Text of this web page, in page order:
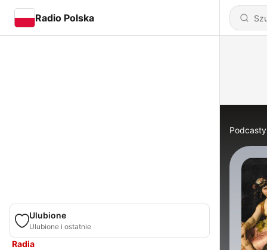
Radio Polska
Ulubione
Ulubione i ostatnie
Radia
Podcasty